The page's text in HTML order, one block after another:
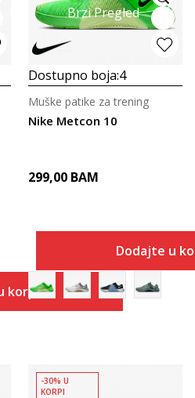
korpu
Brzi Pregled
Dostupno boja:4
Nike Metcon 10
Muške patike za trening
299,00 BAM
Dodajte u
-30% U
KORPI